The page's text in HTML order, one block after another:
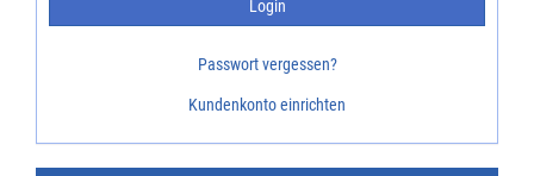
Passwort vergessen?
Kundenkonto einrichten